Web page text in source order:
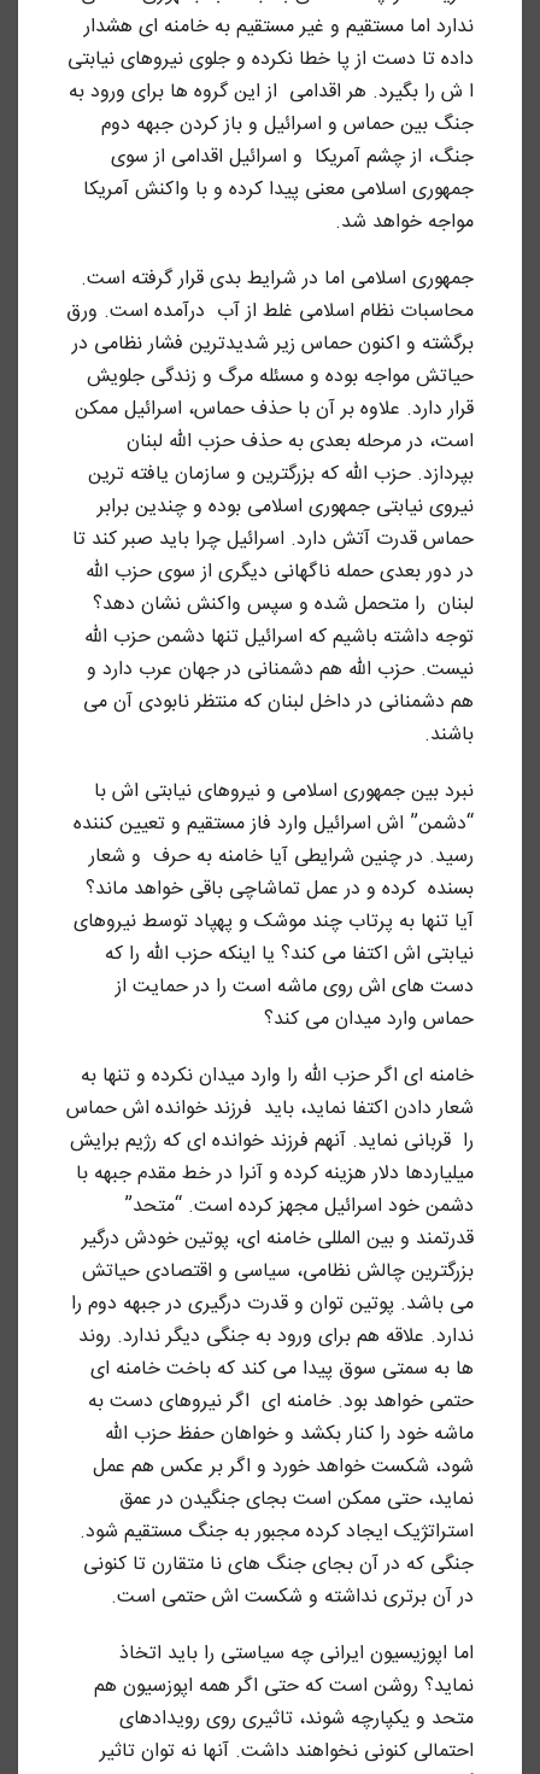
ندارد اما مستقیم و غیر مستقیم به خامنه ای هشدار
داده تا دست از پا خطا نکرده و جلوی نیروهای نیابتی
ا ش را بگیرد. هر اقدامی از این گروه ها برای ورود به
جنگ بین حماس و اسرائیل و باز کردن جبهه دوم
جنگ، از چشم آمریکا و اسرائیل اقدامی از سوی
جمهوری اسلامی معنی پیدا کرده و با واکنش آمریکا
مواجه خواهد شد.
جمهوری اسلامی اما در شرایط بدی قرار گرفته است.
محاسبات نظام اسلامی غلط از آب درآمده است. ورق
برگشته و اکنون حماس زیر شدیدترین فشار نظامی در
حیاتش مواجه بوده و مسئله مرگ و زندگی جلویش
قرار دارد. علاوه بر آن با حذف حماس، اسرائیل ممکن
است، در مرحله بعدی به حذف حزب الله لبنان
بپردازد. حزب الله که بزرگترین و سازمان یافته ترین
نیروی نیابتی جمهوری اسلامی بوده و چندین برابر
حماس قدرت آتش دارد. اسرائیل چرا باید صبر کند تا
در دور بعدی حمله ناگهانی دیگری از سوی حزب الله
لبنان را متحمل شده و سپس واکنش نشان دهد؟
توجه داشته باشیم که اسرائیل تنها دشمن حزب الله
نیست. حزب الله هم دشمنانی در جهان عرب دارد و
هم دشمنانی در داخل لبنان که منتظر نابودی آن می
باشند.
نبرد بین جمهوری اسلامی و نیروهای نیابتی اش با
“دشمن” اش اسرائیل وارد فاز مستقیم و تعیین کننده
رسید. در چنین شرایطی آیا خامنه به حرف و شعار
بسنده کرده و در عمل تماشاچی باقی خواهد ماند؟
آیا تنها به پرتاب چند موشک و پهپاد توسط نیروهای
نیابتی اش اکتفا می کند؟ یا اینکه حزب الله را که
دست های اش روی ماشه است را در حمایت از
حماس وارد میدان می کند؟
خامنه ای اگر حزب الله را وارد میدان نکرده و تنها به
شعار دادن اکتفا نماید، باید فرزند خوانده اش حماس
را قربانی نماید. آنهم فرزند خوانده ای که رژیم برایش
میلیاردها دلار هزینه کرده و آنرا در خط مقدم جبهه با
دشمن خود اسرائیل مجهز کرده است. “متحد”
قدرتمند و بین المللی خامنه ای، پوتین خودش درگیر
بزرگترین چالش نظامی، سیاسی و اقتصادی حیاتش
می باشد. پوتین توان و قدرت درگیری در جبهه دوم را
ندارد. علاقه هم برای ورود به جنگی دیگر ندارد. روند
ها به سمتی سوق پیدا می کند که باخت خامنه ای
حتمی خواهد بود. خامنه ای اگر نیروهای دست به
ماشه خود را کنار بکشد و خواهان حفظ حزب الله
شود، شکست خواهد خورد و اگر بر عکس هم عمل
نماید، حتی ممکن است بجای جنگیدن در عمق
استراتژیک ایجاد کرده مجبور به جنگ مستقیم شود.
جنگی که در آن بجای جنگ های نا متقارن تا کنونی
در آن برتری نداشته و شکست اش حتمی است.
اما اپوزیسیون ایرانی چه سیاستی را باید اتخاذ
نماید؟ روشن است که حتی اگر همه اپوزسیون هم
متحد و یکپارچه شوند، تاثیری روی رویدادهای
احتمالی کنونی نخواهند داشت. آنها نه توان تاثیر